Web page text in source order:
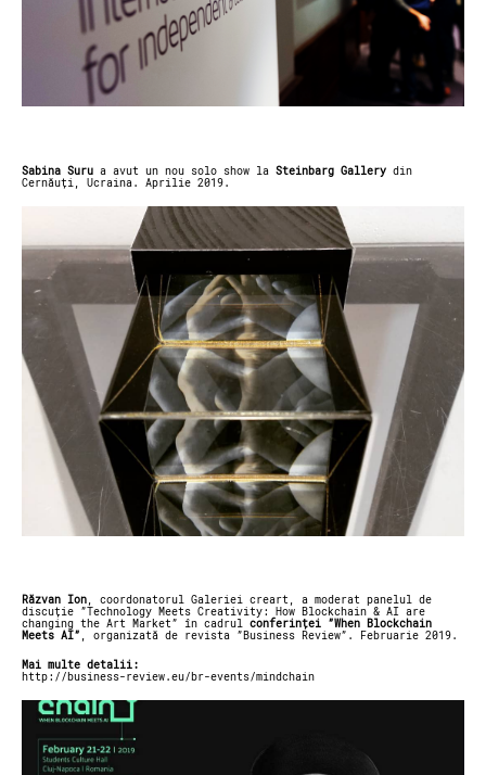
Sabina Suru a avut un nou solo show la Steinbarg Gallery din
Cernăuți, Ucraina. Aprilie 2019.
Răzvan Ion, coordonatorul Galeriei creart, a moderat panelul de
discuție ”Technology Meets Creativity: How Blockchain & AI are
changing the Art Market” în cadrul conferinței ”When Blockchain
Meets AI” , organizată de revista ”Business Review”. Februarie 2019.
Mai multe detalii:
http://business-review.eu/br-events/mindchain